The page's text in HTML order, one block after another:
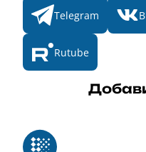
Telegram
Rutube